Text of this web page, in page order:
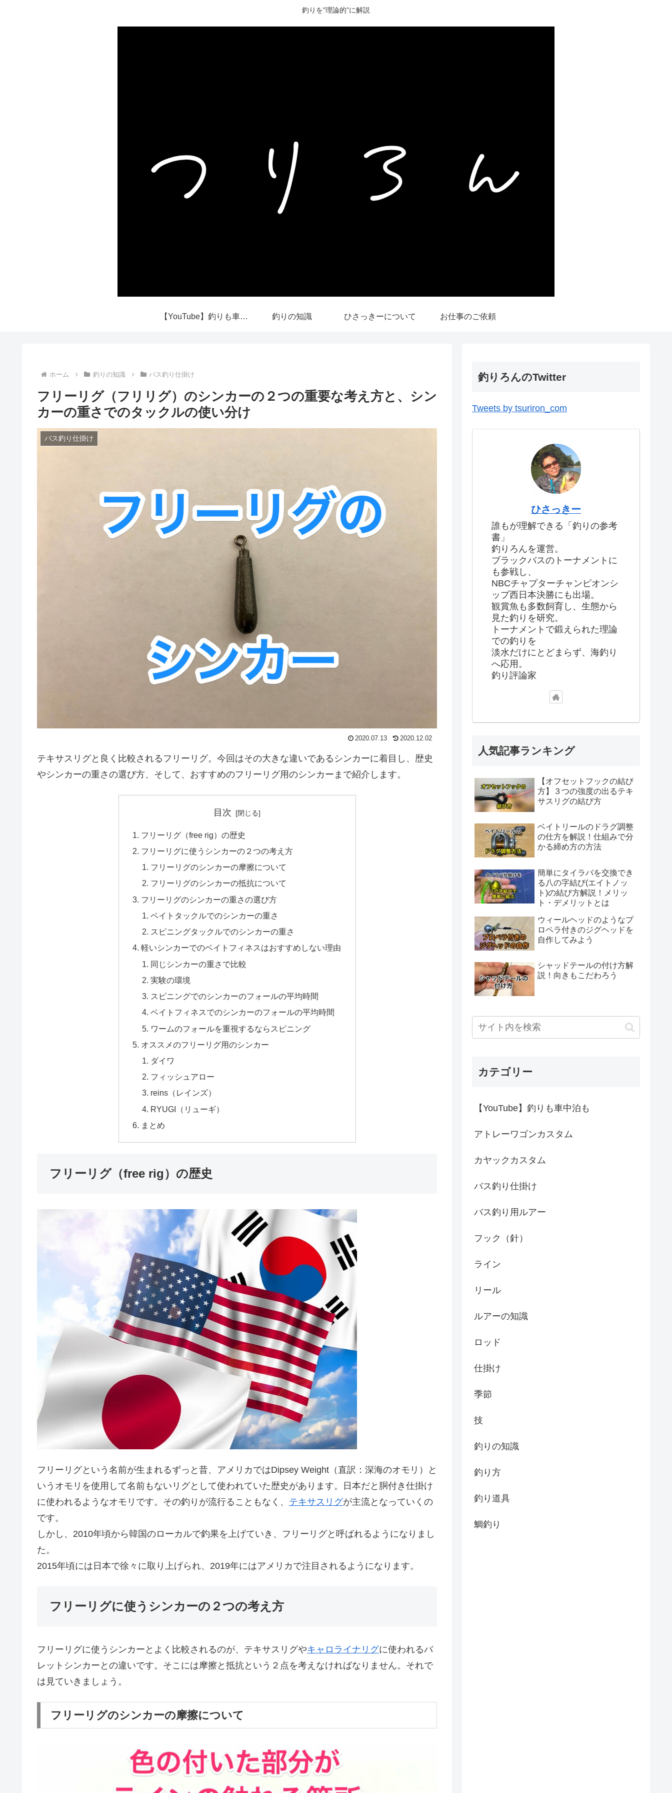
釣りを"理論的”に解説
【YouTube】釣りも車中泊も 釣りの知識 ひさっきーについて お仕事のご依頼
ホーム 釣りの知識 バス釣り仕掛け
フリーリグ（フリリグ）のシンカーの２つの重要な考え方と、シン
カーの重さでのタックルの使い分け
バス釣り仕掛け
2020.07.13 2020.12.02
テキサスリグと良く比較されるフリーリグ。今回はその大きな違いであるシンカーに着目し、歴史
やシンカーの重さの選び方、そして、おすすめのフリーリグ用のシンカーまで紹介します。
目次
フリーリグ（free rig）の歴史
フリーリグに使うシンカーの２つの考え方
フリーリグのシンカーの摩擦について
フリーリグのシンカーの抵抗について
フリーリグのシンカーの重さの選び方
ベイトタックルでのシンカーの重さ
スピニングタックルでのシンカーの重さ
軽いシンカーでのベイトフィネスはおすすめしない理由
同じシンカーの重さで比較
実験の環境
スピニングでのシンカーのフォールの平均時間
ベイトフィネスでのシンカーのフォールの平均時間
ワームのフォールを重視するならスピニング
オススメのフリーリグ用のシンカー
ダイワ
フィッシュアロー
reins（レインズ）
RYUGI（リューギ）
まとめ
フリーリグ（free rig）の歴史
フリーリグという名前が生まれるずっと昔、アメリカではDipsey Weight（直訳：深海のオモリ）と
いうオモリを使用して名前もないリグとして使われていた歴史があります。日本だと胴付き仕掛け
に使われるようなオモリです。その釣りが流行ることもなく、 テキサスリグが主流となっていくの
です。
しかし、2010年頃から韓国のローカルで釣果を上げていき、フリーリグと呼ばれるようになりまし
た。
2015年頃には日本で徐々に取り上げられ、2019年にはアメリカで注目されるようになります。
フリーリグに使うシンカーの２つの考え方
フリーリグに使うシンカーとよく比較されるのが、テキサスリグやキャロライナリグに使われるバ
レットシンカーとの違いです。そこには摩擦と抵抗という２点を考えなければなりません。それで
は見ていきましょう。
フリーリグのシンカーの摩擦について
釣りろんのTwitter
Tweets by tsuriron_com
ひさっきー
誰もが理解できる「釣りの参考
書」
釣りろんを運営。
ブラックバスのトーナメントに
も参戦し、
NBCチャプターチャンピオンシ
ップ西日本決勝にも出場。
観賞魚も多数飼育し、生態から
見た釣りを研究。
トーナメントで鍛えられた理論
での釣りを
淡水だけにとどまらず、海釣り
へ応用。
釣り評論家
人気記事ランキング
【オフセットフックの結び
方】３つの強度の出るテキ
サスリグの結び方
ベイトリールのドラグ調整
の仕方を解説！仕組みで分
かる締め方の方法
簡単にタイラバを交換でき
る八の字結び(エイトノッ
ト)の結び方解説！メリッ
ト・デメリットとは
ウィールヘッドのようなプ
ロペラ付きのジグヘッドを
自作してみよう
シャッドテールの付け方解
説！向きもこだわろう
カテゴリー
【YouTube】釣りも車中泊も
アトレーワゴンカスタム
カヤックカスタム
バス釣り仕掛け
バス釣り用ルアー
フック（針）
ライン
リール
ルアーの知識
ロッド
仕掛け
季節
技
釣りの知識
釣り方
釣り道具
鯛釣り